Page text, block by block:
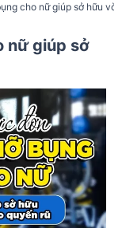
cho nữ giúp sở hữu
nữ giúp sở